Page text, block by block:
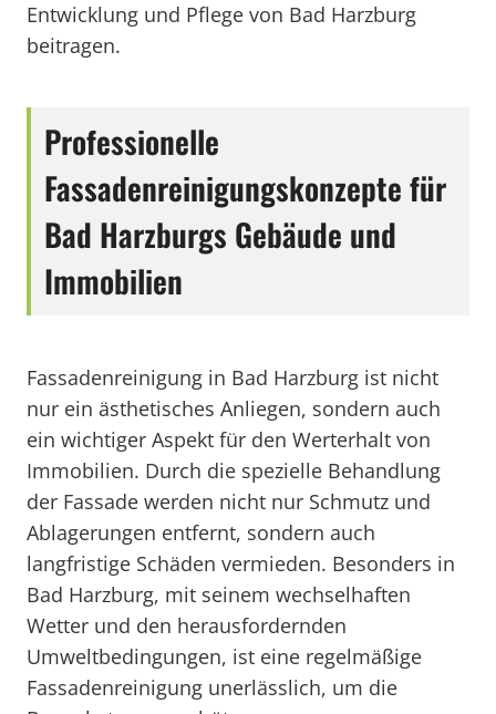
Entwicklung und Pflege von Bad Harzburg
beitragen.
Professionelle
Fassadenreinigungskonzepte für
Bad Harzburgs Gebäude und
Immobilien
Fassadenreinigung in Bad Harzburg ist nicht
nur ein ästhetisches Anliegen, sondern auch
ein wichtiger Aspekt für den Werterhalt von
Immobilien. Durch die spezielle Behandlung
der Fassade werden nicht nur Schmutz und
Ablagerungen entfernt, sondern auch
langfristige Schäden vermieden. Besonders in
Bad Harzburg, mit seinem wechselhaften
Wetter und den herausfordernden
Umweltbedingungen, ist eine regelmäßige
Fassadenreinigung unerlässlich, um die